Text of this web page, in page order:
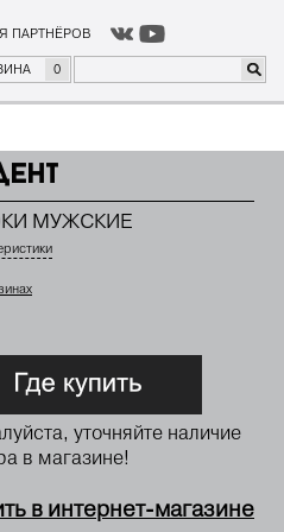
ПАРТНЁРОВ
0
МУЖСКИЕ
уточняйте наличие
в магазине!
в интернет-магазине